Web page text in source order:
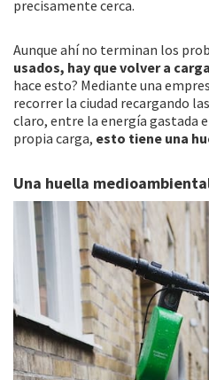
precisamente cerca.
Aunque ahí no terminan los
usados, hay que volver a
hace esto? Mediante una
recorrer la ciudad recargando
claro, entre la energía gastada
propia carga, esto tiene una
Una huella